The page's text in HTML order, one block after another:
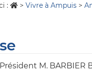
: > Vivre à Ampuis >
M. BARBIER